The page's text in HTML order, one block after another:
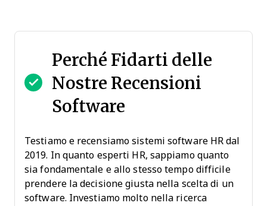
Perché Fidarti delle
Nostre Recensioni
Software
Testiamo e recensiamo sistemi software HR dal
2019. In quanto esperti HR, sappiamo quanto
sia fondamentale e allo stesso tempo difficile
prendere la decisione giusta nella scelta di un
software. Investiamo molto nella ricerca